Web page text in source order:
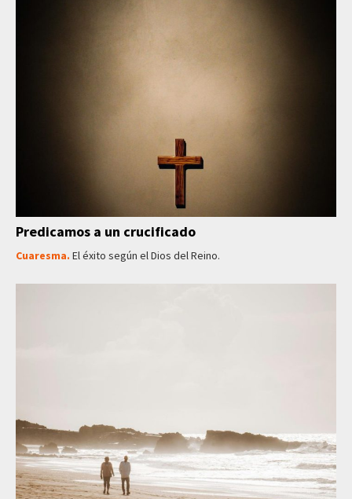
Predicamos a un crucificado
Cuaresma. El éxito según el Dios del Reino.